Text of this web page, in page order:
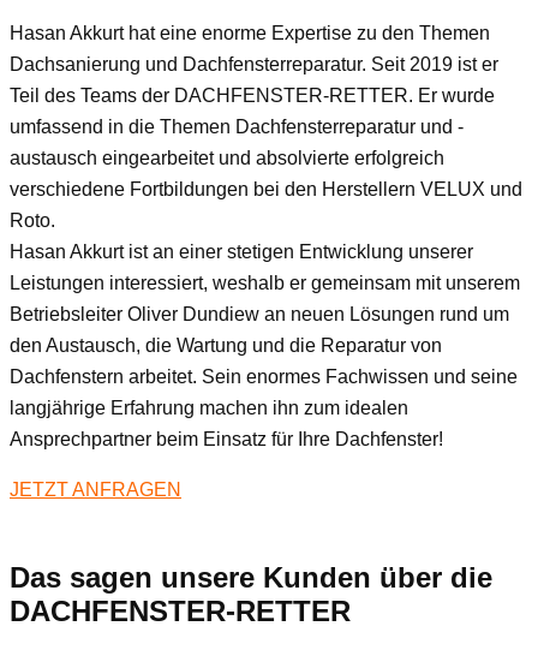
Hasan Akkurt hat eine enorme Expertise zu den Themen
Dachsanierung und Dachfensterreparatur. Seit 2019 ist er
Teil des Teams der DACHFENSTER-RETTER. Er wurde
umfassend in die Themen Dachfensterreparatur und -
austausch eingearbeitet und absolvierte erfolgreich
verschiedene Fortbildungen bei den Herstellern VELUX und
Roto.
Hasan Akkurt ist an einer stetigen Entwicklung unserer
Leistungen interessiert, weshalb er gemeinsam mit unserem
Betriebsleiter Oliver Dundiew an neuen Lösungen rund um
den Austausch, die Wartung und die Reparatur von
Dachfenstern arbeitet. Sein enormes Fachwissen und seine
langjährige Erfahrung machen ihn zum idealen
Ansprechpartner beim Einsatz für Ihre Dachfenster!
JETZT ANFRAGEN
Das sagen unsere Kunden über die
DACHFENSTER-RETTER